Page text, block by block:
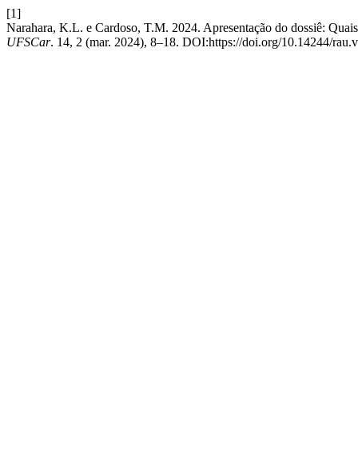
[1]
Narahara, K.L. e Cardoso, T.M. 2024. Apresentação do dossiê:
UFSCar. 14, 2 (mar. 2024), 8–18. DOI:https://doi.org/10.14244/